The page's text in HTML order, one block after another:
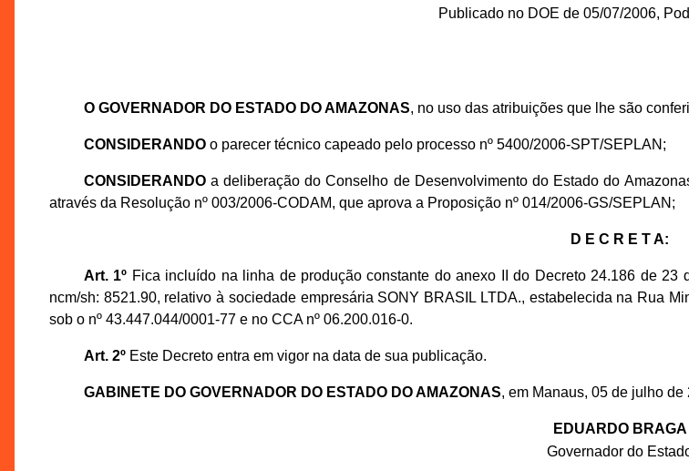
Publicado no DOE de 05/07/2006,
O GOVERNADOR DO ESTADO DO AMAZONAS, no uso das atribuições que lhe são
CONSIDERANDOo parecer técnico capeado pelo processo nº 5400/2006-SPT/SEPLAN;
CONSIDERANDOa deliberação do Conselho de Desenvolvimento do Estado do
através da Resolução nº 003/2006-CODAM, que aprova a Proposição nº 014/2006-GS/SEPLAN;
D E C R E T A:
Art. 1º Fica incluído na linha de produção constante do anexo II do Decreto 24.186 de
ncm/sh: 8521.90, relativo à sociedade empresária SONY BRASIL LTDA., estabelecida na Rua
sob o nº 43.447.044/0001-77 e no CCA nº 06.200.016-0.
Art. 2ºEste Decreto entra em vigor na data de sua publicação.
GABINETE DO GOVERNADOR DO ESTADO DO AMAZONAS, em Manaus, 05 de julho de
EDUARDO BRAGA
Governador do